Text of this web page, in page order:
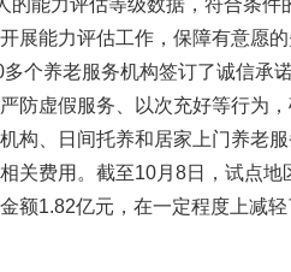
能力评估等级数据，符合条件
能力评估工作，保障有意愿
个养老服务机构签订了诚信承
虚假服务、以次充好等行为，
构、日间托养和居家上门养老
关费用。截至10月8日，试点
额1.82亿元，在一定程度上减
温暖了四季